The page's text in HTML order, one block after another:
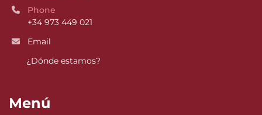
Phone
+34 973 449 021
Email
¿Dónde estamos?
Menú